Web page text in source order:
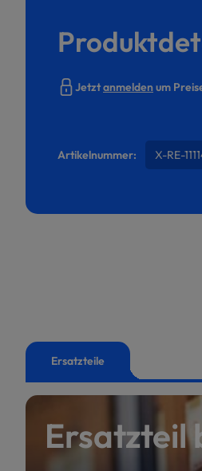
Jetztanmeldenum
Artikelnummer: X-RE-
Ersatzteile
Ersatzteil